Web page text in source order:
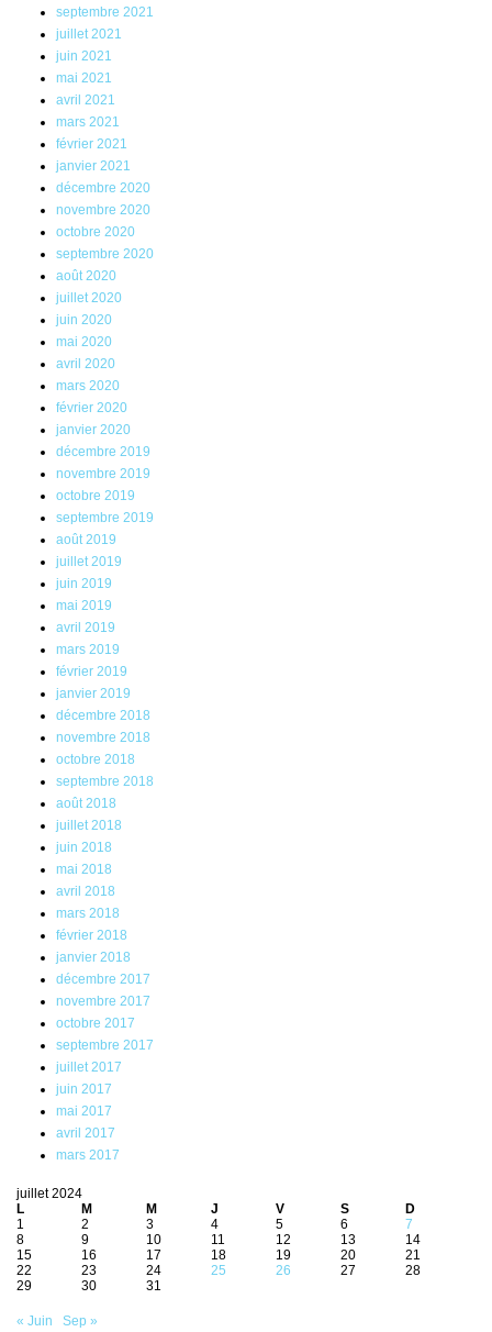
septembre 2021
juillet 2021
juin 2021
mai 2021
avril 2021
mars 2021
février 2021
janvier 2021
décembre 2020
novembre 2020
octobre 2020
septembre 2020
août 2020
juillet 2020
juin 2020
mai 2020
avril 2020
mars 2020
février 2020
janvier 2020
décembre 2019
novembre 2019
octobre 2019
septembre 2019
août 2019
juillet 2019
juin 2019
mai 2019
avril 2019
mars 2019
février 2019
janvier 2019
décembre 2018
novembre 2018
octobre 2018
septembre 2018
août 2018
juillet 2018
juin 2018
mai 2018
avril 2018
mars 2018
février 2018
janvier 2018
décembre 2017
novembre 2017
octobre 2017
septembre 2017
juillet 2017
juin 2017
mai 2017
avril 2017
mars 2017
juillet 2024
L
M M J V S
D
1
2 3 4 5 6
7
8
9 10 11 12 13
14
15
16 17 18 19 20
21
22
23 24 25 26 27
28
29
30 31
« Juin Sep »